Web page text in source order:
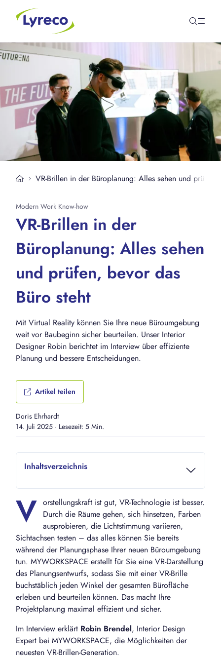
VR-Brillen in der Büroplanung: Alles sehen und prüfen,
Modern Work Know-how
VR-Brillen in der
Büroplanung: Alles sehen
und prüfen, bevor das
Büro steht
Mit Virtual Reality können Sie Ihre neue Büroumgebung
weit vor Baubeginn sicher beurteilen. Unser Interior
Designer Robin berichtet im Interview über effiziente
Planung und bessere Entscheidungen.
Artikel teilen
Doris Ehrhardt
14. Juli 2025 · Lesezeit: 5 Min.
Inhaltsverzeichnis
V orstellungskraft ist gut, VR-Technologie ist besser.
Durch die Räume gehen, sich hinsetzen, Farben
ausprobieren, die Lichtstimmung variieren,
Sichtachsen testen – das alles können Sie bereits
während der Planungsphase Ihrer neuen Büroumgebung
tun. MYWORKSPACE erstellt für Sie eine VR-Darstellung
des Planungsentwurfs, sodass Sie mit einer VR-Brille
buchstäblich jeden Winkel der gesamten Bürofläche
erleben und beurteilen können. Das macht Ihre
Projektplanung maximal effizient und sicher.
Im Interview erklärt Robin Brendel, Interior Design
Expert bei MYWORKSPACE, die Möglichkeiten der
neuesten VR-Brillen-Generation.